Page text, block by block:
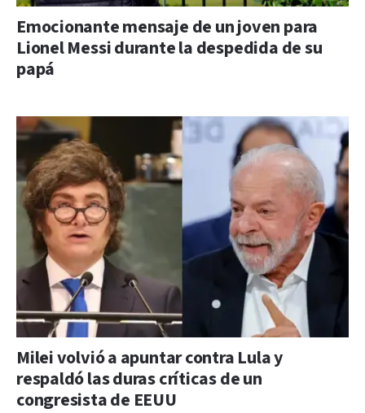
Emocionante mensaje de un joven para
Lionel Messi durante la despedida de su
papá
Milei volvió a apuntar contra Lula y
respaldó las duras críticas de un
congresista de EEUU